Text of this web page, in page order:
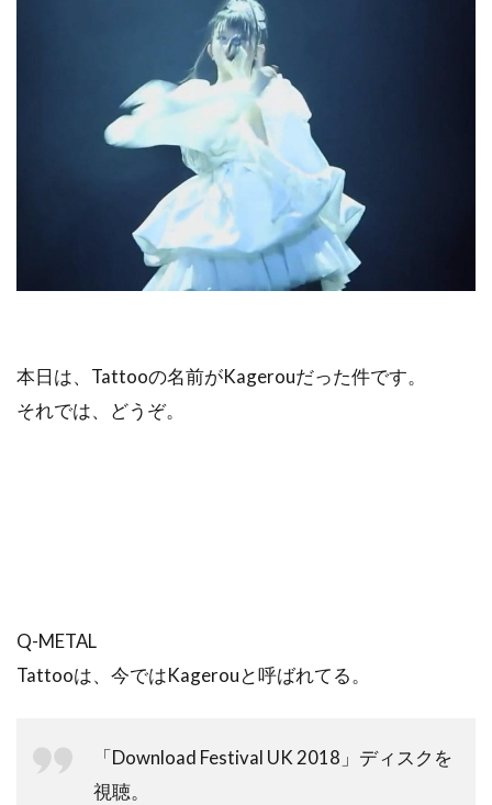
本日は、Tattooの名前がKagerouだった件です。
それでは、どうぞ。
Q-METAL
Tattooは、今ではKagerouと呼ばれてる。
「Download Festival UK 2018」ディスクを
視聴。